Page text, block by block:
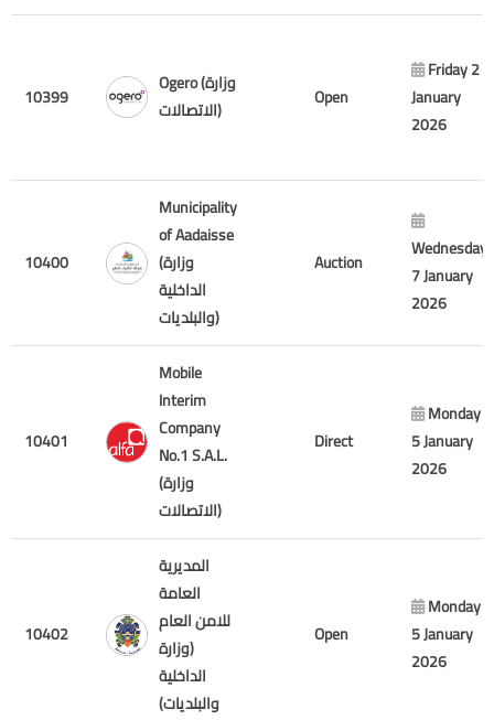
10399
Ogero (وزارة
الاتصالات)
Open
Friday 2
January
2026
10400
Municipality
of Aadaisse
(وزارة
الداخلية
والبلديات)
Auction
Wednesday
7 January
2026
10401
Mobile
Interim
Company
No.1 S.A.L.
(وزارة
الاتصالات)
Direct
Monday
5 January
2026
10402
المديرية
العامة
للامن العام
(وزارة
الداخلية
والبلديات)
Open
Monday
5 January
2026